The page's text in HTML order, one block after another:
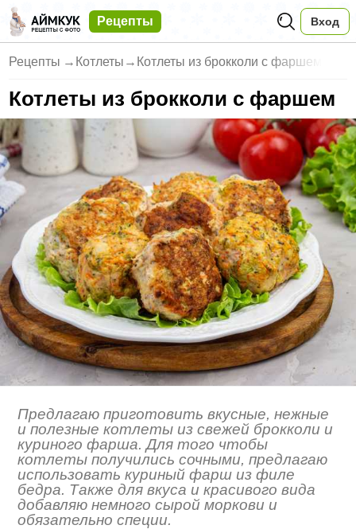
Рецепты Вход
Рецепты → Котлеты → Котлеты из брокколи с фаршем
Котлеты из брокколи с фаршем
Предлагаю приготовить вкусные, нежные
и полезные котлеты из свежей брокколи и
куриного фарша. Для того чтобы
котлеты получились сочными, предлагаю
использовать куриный фарш из филе
бедра. Также для вкуса и красивого вида
добавляю немного сырой моркови и
обязательно специи.